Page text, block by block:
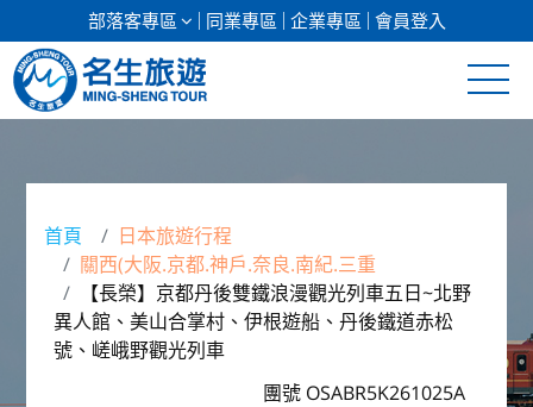
部落客專區 同業專區 企業專區 會員登入
郵輪假期
海島假期
首頁
日本旅遊行程
關西(大阪.京都.神戶.奈良.南紀.三重
【長榮】京都丹後雙鐵浪漫觀光列車五日~北野
異人館、美山合掌村、伊根遊船、丹後鐵道赤松
號、嵯峨野觀光列車
團號 OSABR5K261025A